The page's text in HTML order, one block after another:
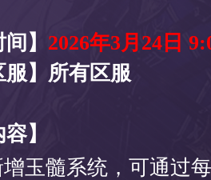
】 2026年3月24日
服】所有区服
】
增玉髓系统，可通过